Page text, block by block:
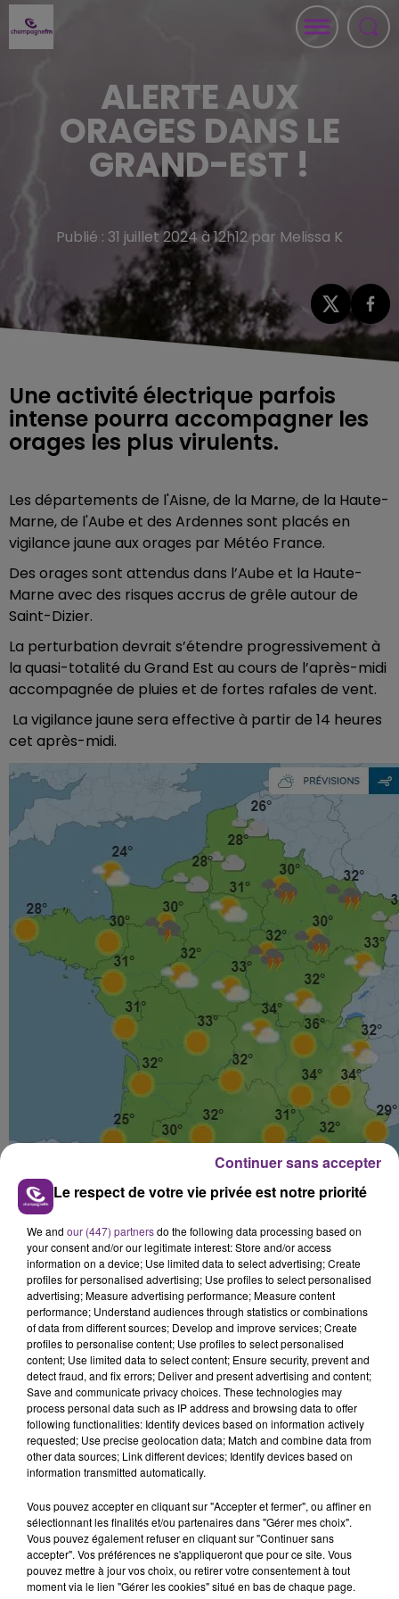
ALERTE AUX
ORAGES DANS LE
GRAND-EST !
Publié : 31 juillet 2024 à 12h12 par Melissa K
Une activité électrique parfois
intense pourra accompagner les
orages les plus virulents.
Les départements de l'Aisne, de la Marne, de la Haute-
Marne, de l'Aube et des Ardennes sont placés en
vigilance jaune aux orages par Météo France.
Des orages sont attendus dans l’Aube et la Haute-
Marne avec des risques accrus de grêle autour de
Saint-Dizier.
La perturbation devrait s’étendre progressivement à
la quasi-totalité du Grand Est au cours de l’après-midi
accompagnée de pluies et de fortes rafales de vent.
La vigilance jaune sera effective à partir de 14 heures
cet après-midi.
FIL D'ACTU
LA CENTRALE NUCLÉAIRE DE CHOOZ
TOUJOURS À L'ARRÊT
Cela fait déjà une semaine que la centrale
nucléaire ardennaise est à l'arrêt. Une situation
justifiée par la sécheresse intense qui est toujours
Le respect de votre vie privée est notre priorité
We and our (447) partnersdo the following data processing based on
your consent and/or our legitimate interest: Store and/or access
information on a device; Use limited data to select advertising; Create
profiles for personalised advertising; Use profiles to select personalised
advertising; Measure advertising performance; Measure content
performance; Understand audiences through statistics or combinations
of data from different sources; Develop and improve services; Create
profiles to personalise content; Use profiles to select personalised
content; Use limited data to select content; Ensure security, prevent and
detect fraud, and fix errors; Deliver and present advertising and content;
Save and communicate privacy choices. These technologies may
process personal data such as IP address and browsing data to offer
following functionalities: Identify devices based on information actively
requested; Use precise geolocation data; Match and combine data from
other data sources; Link different devices; Identify devices based on
information transmitted automatically.
Vous pouvez accepter en cliquant sur "Accepter et fermer", ou affiner en
sélectionnant les finalités et/ou partenaires dans "Gérer mes choix".
Vous pouvez également refuser en cliquant sur "Continuer sans
accepter". Vos préférences ne s'appliqueront que pour ce site. Vous
pouvez mettre à jour vos choix, ou retirer votre consentement à tout
moment via le lien "Gérer les cookies" situé en bas de chaque page.
Continuer sans accepter